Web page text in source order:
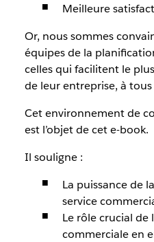
Meilleure
Or, nous sommes
équipes de la
celles qui facilitent le
de leur entreprise, à tous
Cet environnement de
est l’objet de cet e-book.
Il souligne :
La puissance de
service
Le rôle crucial
commercialeen